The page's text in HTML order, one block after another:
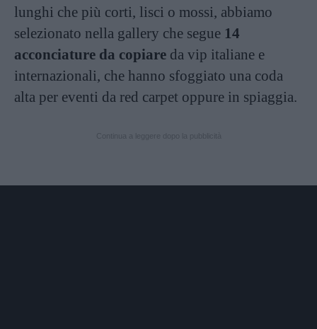
lunghi che più corti, lisci o mossi, abbiamo
selezionato nella gallery che segue 14
acconciature da copiare da vip italiane e
internazionali, che hanno sfoggiato una coda
alta per eventi da red carpet oppure in spiaggia.